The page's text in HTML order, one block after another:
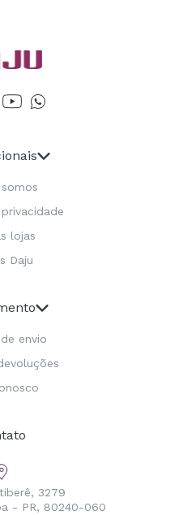
lojas
Daju
envio
3279
- PR, 80240-060